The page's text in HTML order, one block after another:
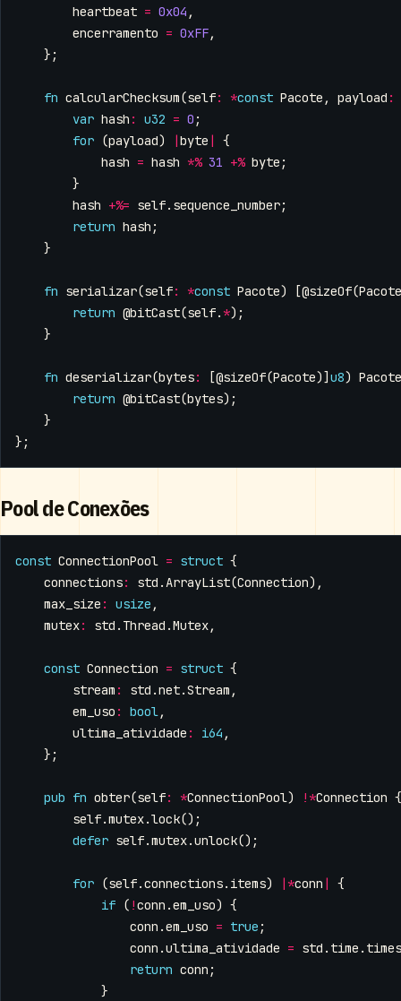
heartbeat = 0x04 ,
encerramento = 0xFF,
};
fn calcularChecksum(self: *const Pacote , payload :
var hash : u32 = 0 ;
for (payload) |byte |
{
hash = hash *% 31 +% byte ;
}
hash +%= self. sequence_number;
return hash ;
}
fn serializar(self: *const Pacote) [@sizeOf(Pacote
return @bitCast(self. *);
}
fn deserializar(bytes: [@sizeOf(Pacote)] u8) Pacote
return @bitCast(bytes);
}
};
Pool de Conexões
const ConnectionPool = struct {
connections: std .ArrayList(Connection),
max_size : usize ,
mutex: std . Thread .Mutex,
const Connection = struct {
stream : std .net.Stream ,
em_uso : bool,
ultima_atividade : i64 ,
};
pub fn obter(self: *ConnectionPool) !*Connection {
self.mutex.lock();
defer self.mutex.unlock();
for (self.connections. items) |*conn |
{
if ( !conn .em_uso) {
conn .em_uso = true ;
conn .ultima_atividade = std . time .
return conn ;
}